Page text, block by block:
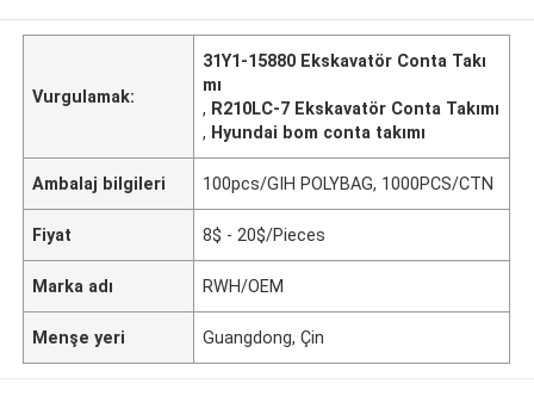
Vurgulamak:
31Y1-15880 Ekskavatör Conta Takı
mı
, R210LC-7 Ekskavatör Conta Takımı
, Hyundai bom conta takımı
Ambalaj bilgileri 100pcs/GIH POLYBAG, 1000PCS/CTN
Fiyat 8$ - 20$/Pieces
Marka adı RWH/OEM
Menşe yeri Guangdong, Çin